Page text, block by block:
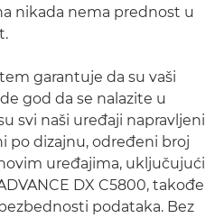
nikada nema prednost u
garantuje da su vaši
god da se nalazite u
svi naši uređaji napravljeni
po dizajnu, određeni broj
uređajima, uključujući
DX C5800, takođe
podataka. Bez